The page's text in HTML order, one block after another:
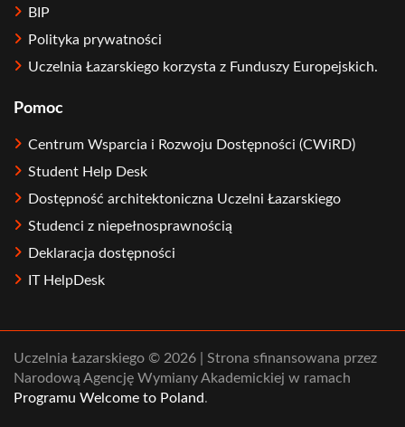
BIP
Polityka prywatności
Uczelnia Łazarskiego korzysta z Funduszy Europejskich.
Pomoc
Centrum Wsparcia i Rozwoju Dostępności (CWiRD)
Student Help Desk
Dostępność architektoniczna Uczelni Łazarskiego
Studenci z niepełnosprawnością
Deklaracja dostępności
IT HelpDesk
Uczelnia Łazarskiego © 2026 | Strona sfinansowana przez
Narodową Agencję Wymiany Akademickiej w ramach
Programu Welcome to Poland.